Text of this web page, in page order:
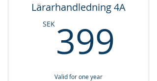
Lärarhandledning 4A
SEK 399
Valid for one year